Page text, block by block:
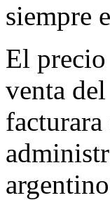
siempre
El
venta